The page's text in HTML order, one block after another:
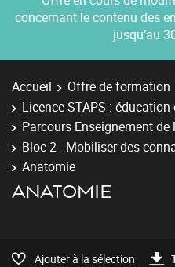
concernant le contenu des
jusqu’au
Accueil Offre de formation
Licence STAPS :
Parcours Enseignement de
Bloc 2 - Mobiliser des
Anatomie
ANATOMIE
Ajouter à la sélection